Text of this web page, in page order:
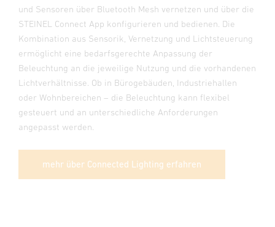
und Sensoren über Bluetooth Mesh vernetzen und über die
STEINEL Connect App konfigurieren und bedienen. Die
Kombination aus Sensorik, Vernetzung und Lichtsteuerung
ermöglicht eine bedarfsgerechte Anpassung der
Beleuchtung an die jeweilige Nutzung und die vorhandenen
Lichtverhältnisse. Ob in Bürogebäuden, Industriehallen
oder Wohnbereichen – die Beleuchtung kann flexibel
gesteuert und an unterschiedliche Anforderungen
angepasst werden.
mehr über Connected Lighting erfahren